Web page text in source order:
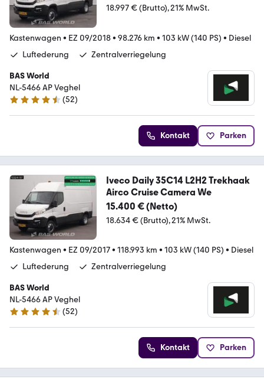
18.997 € (Brutto) 21% MwSt.
Kastenwagen • EZ 09/2018• 98.276 km • 103 kW (140 PS) • Diesel
Luftederung
Zentralverriegelung
BAS World
NL-5466 AP Veghel
4.7 Sterne
(52)
Kontakt Parken
Iveco Daily 35C14 L2H2 Trekhaak
Airco Cruise Camera We
15.400 € (Netto)
18.634 € (Brutto) 21% MwSt.
Kastenwagen • EZ 09/2017• 118.993 km • 103 kW (140 PS) • Diesel
Luftederung
Zentralverriegelung
BAS World
NL-5466 AP Veghel
4.7 Sterne
(52)
Kontakt Parken